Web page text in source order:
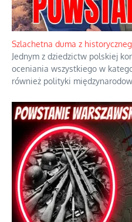
Ekspresowy kurs zbawienia z
Dramatyczne skutki skrajnej